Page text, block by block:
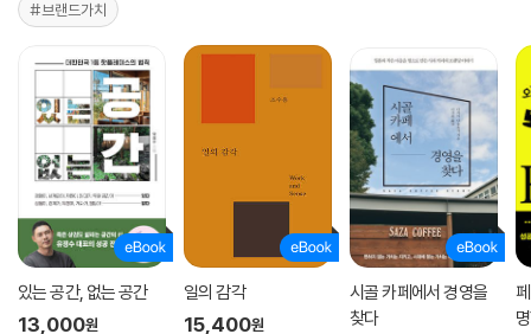
#브랜드가치
있는 공간, 없는 공간
13,000원
일의 감각
15,400원
시골 카페에서 경영을
찾다